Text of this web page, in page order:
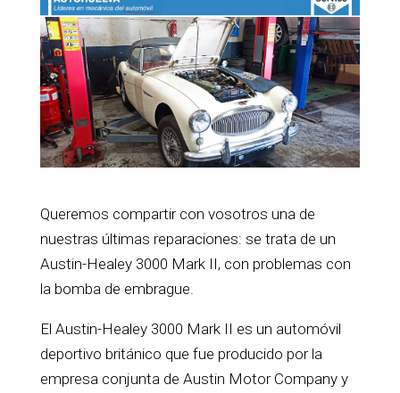
Queremos compartir con vosotros una de
nuestras últimas reparaciones: se trata de un
Austin-Healey 3000 Mark II, con problemas con
la bomba de embrague.
El Austin-Healey 3000 Mark II es un automóvil
deportivo británico que fue producido por la
empresa conjunta de Austin Motor Company y